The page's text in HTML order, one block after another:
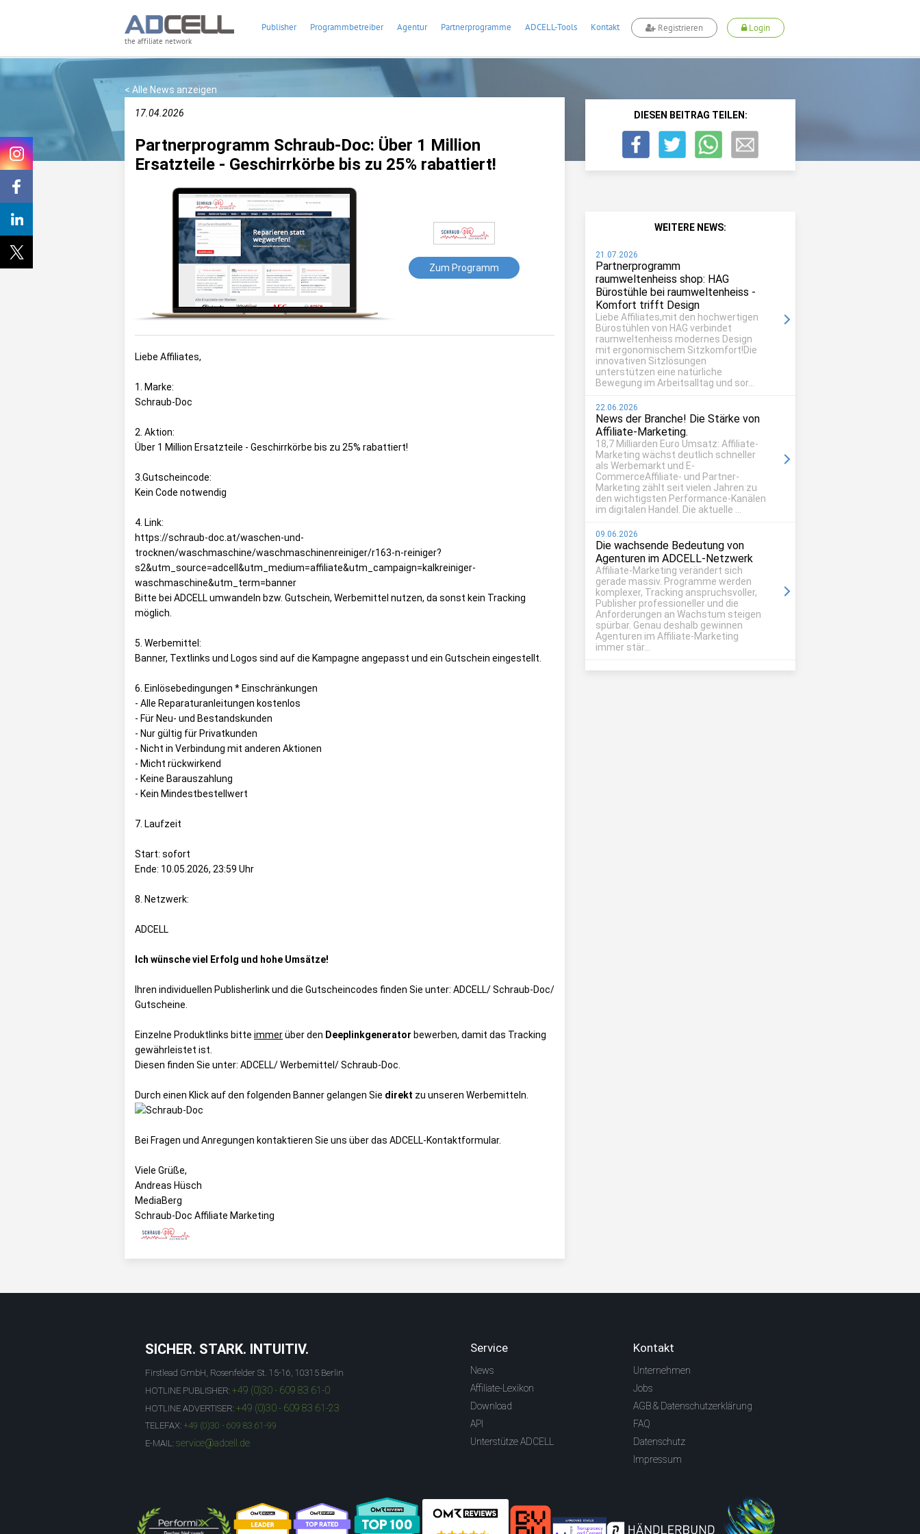
the affiliate network
Publisher Programmbetreiber Agentur Partnerprogramme ADCELL-Tools Kontakt Registrieren Login
< Alle News anzeigen
17.04.2026
Partnerprogramm Schraub-Doc: Über 1 Million
Ersatzteile - Geschirrkörbe bis zu 25% rabattiert!
Zum Programm
Liebe Affiliates,
1. Marke:
Schraub-Doc
2. Aktion:
Über 1 Million Ersatzteile - Geschirrkörbe bis zu 25% rabattiert!
3.Gutscheincode:
Kein Code notwendig
4. Link:
https://schraub-doc.at/waschen-und-
trocknen/waschmaschine/waschmaschinenreiniger/r163-n-reiniger?
s2&utm_source=adcell&utm_medium=affiliate&utm_campaign=kalkreiniger-
waschmaschine&utm_term=banner
Bitte bei ADCELL umwandeln bzw. Gutschein, Werbemittel nutzen, da sonst kein Tracking
möglich.
5. Werbemittel:
Banner, Textlinks und Logos sind auf die Kampagne angepasst und ein Gutschein eingestellt.
6. Einlösebedingungen * Einschränkungen
- Alle Reparaturanleitungen kostenlos
- Für Neu- und Bestandskunden
- Nur gültig für Privatkunden
- Nicht in Verbindung mit anderen Aktionen
- Micht rückwirkend
- Keine Barauszahlung
- Kein Mindestbestellwert
7. Laufzeit
Start: sofort
Ende: 10.05.2026, 23:59 Uhr
8. Netzwerk:
ADCELL
Ich wünsche viel Erfolg und hohe Umsätze!
Ihren individuellen Publisherlink und die Gutscheincodes finden Sie unter: ADCELL/ Schraub-Doc/
Gutscheine
Einzelne Produktlinks bitte immerüber den Deeplinkgenerator bewerben, damit das Tracking
gewährleistet ist.
Diesen finden Sie unter: ADCELL/ Werbemittel/ Schraub-Doc
Durch einen Klick auf den folgenden Banner gelangen Sie direkt zu unseren Werbemitteln.
Bei Fragen und Anregungen kontaktieren Sie uns über das ADCELL-Kontaktformular.
Viele Grüße,
Andreas Hüsch
MediaBerg
Schraub-Doc Affiliate Marketing
DIESEN BEITRAG TEILEN:
WEITERE NEWS:
21.07.2026
Partnerprogramm
raumweltenheiss shop: HAG
Bürostühle bei raumweltenheiss -
Komfort trifft Design
Liebe Affiliates,mit den hochwertigen
Bürostühlen von HAG verbindet
raumweltenheiss modernes Design
mit ergonomischem Sitzkomfort!Die
innovativen Sitzlösungen
unterstützen eine natürliche
Bewegung im Arbeitsalltag und sor...
22.06.2026
News der Branche! Die Stärke von
Affiliate-Marketing.
18,7 Milliarden Euro Umsatz: Affiliate-
Marketing wächst deutlich schneller
als Werbemarkt und E-
CommerceAffiliate- und Partner-
Marketing zählt seit vielen Jahren zu
den wichtigsten Performance-Kanälen
im digitalen Handel. Die aktuelle ...
09.06.2026
Die wachsende Bedeutung von
Agenturen im ADCELL-Netzwerk
Affiliate-Marketing verändert sich
gerade massiv. Programme werden
komplexer, Tracking anspruchsvoller,
Publisher professioneller und die
Anforderungen an Wachstum steigen
spürbar. Genau deshalb gewinnen
Agenturen im Affiliate-Marketing
immer stär...
SICHER. STARK. INTUITIV.
Firstlead GmbH, Rosenfelder St. 15-16, 10315 Berlin
HOTLINE PUBLISHER: +49 (0)30 - 609 83 61-0
HOTLINE ADVERTISER: +49 (0)30 - 609 83 61-23
TELEFAX: +49 (0)30 - 609 83 61-99
E-MAIL: service@adcell.de
Service
News
Affiliate-Lexikon
Download
API
Unterstütze ADCELL
Kontakt
Unternehmen
Jobs
AGB & Datenschutzerklärung
FAQ
Datenschutz
Impressum